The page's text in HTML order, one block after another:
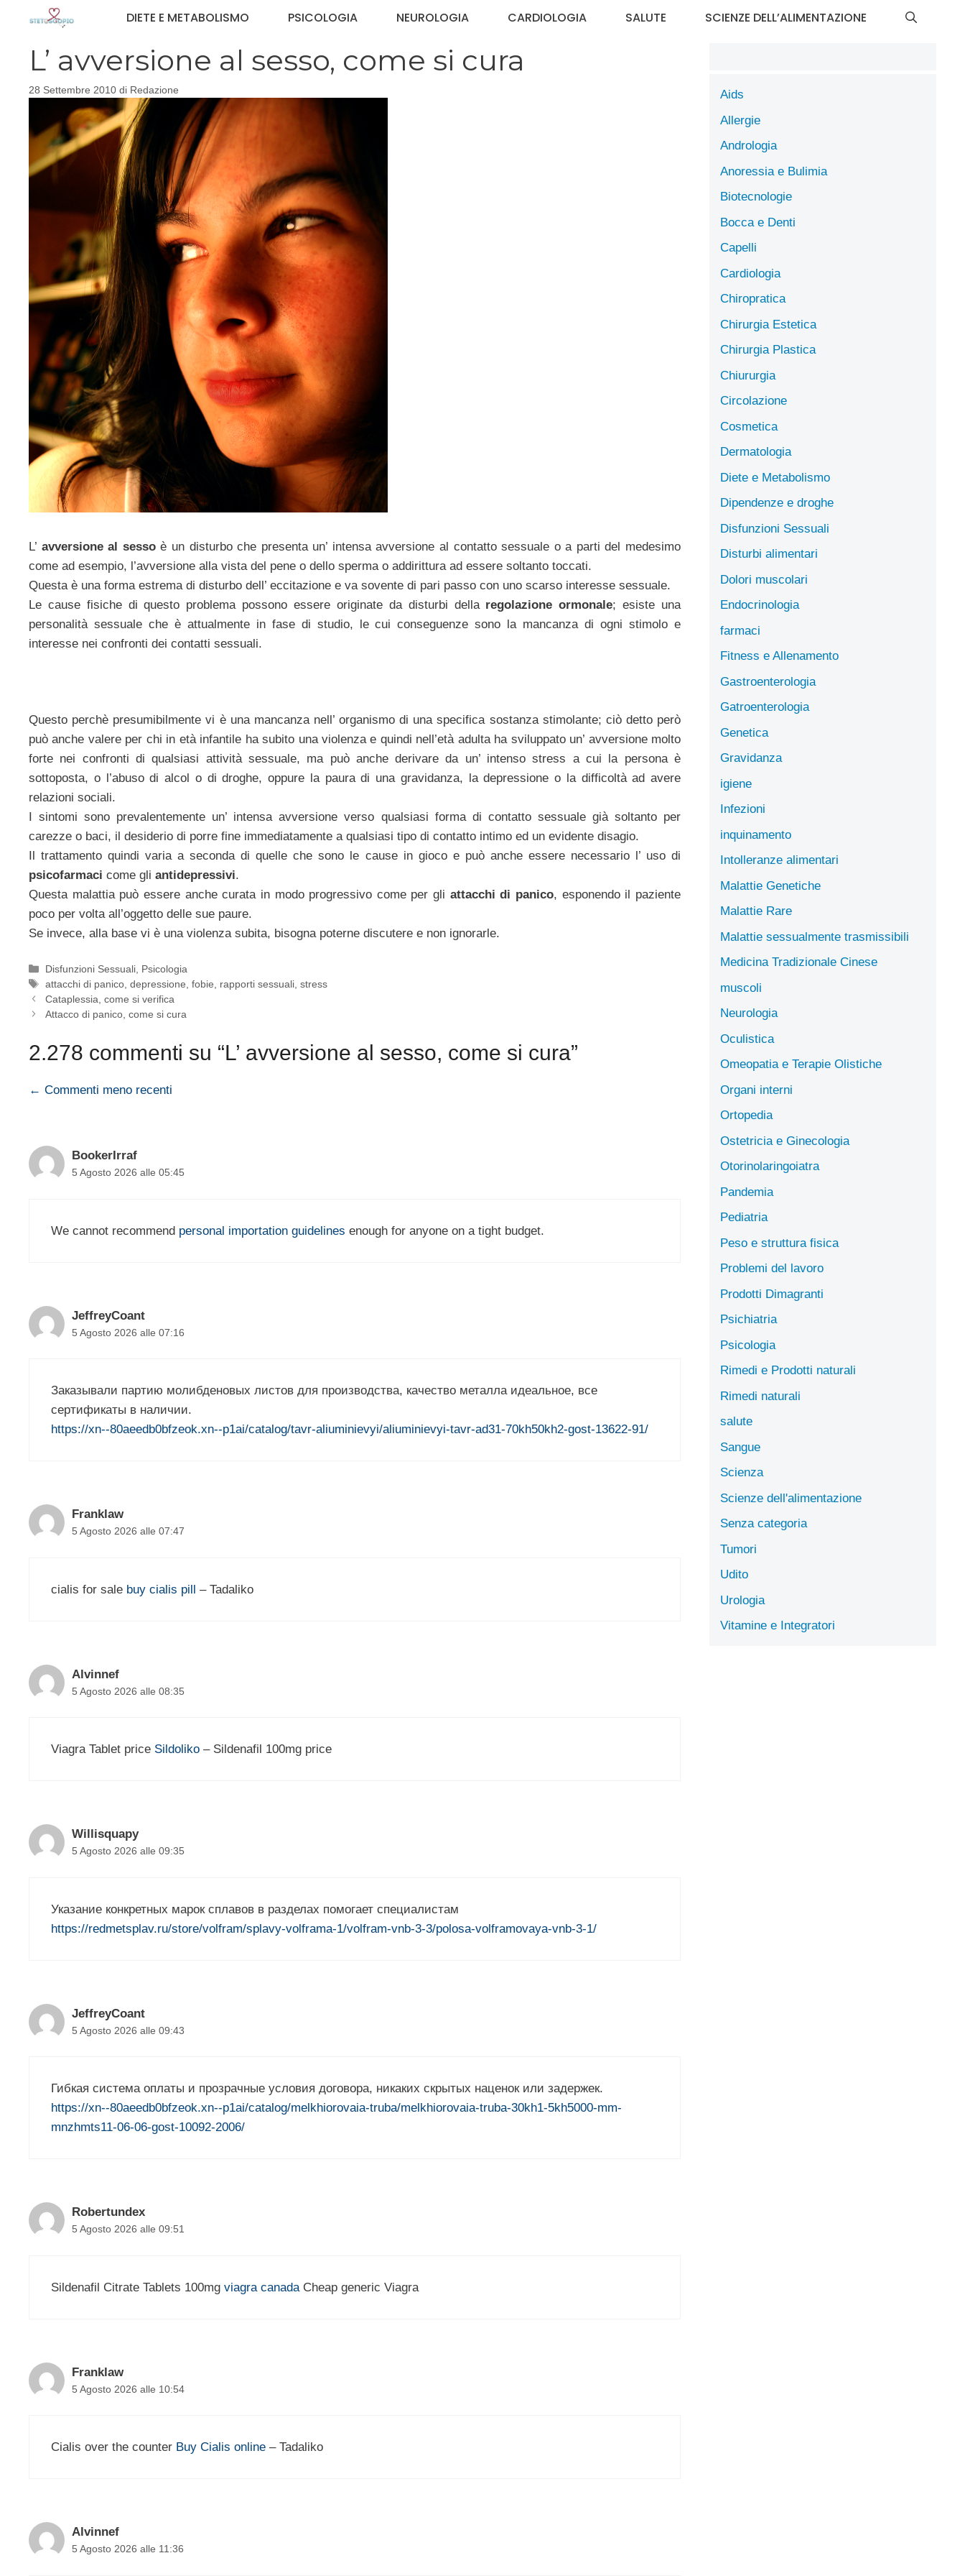
contenuto
DIETE E METABOLISMO PSICOLOGIA NEUROLOGIA CARDIOLOGIA SALUTE SCIENZE DELL’ALIMENTAZIONE
L’ avversione al sesso, come si cura
28 Settembre 2010 di Redazione
L’ avversione al sessoè un disturbo che presenta un’ intensa avversione al contatto sessuale o a parti del medesimo
come ad esempio, l’avversione alla vista del pene o dello sperma o addirittura ad essere soltanto toccati.
Questa è una forma estrema di disturbo dell’ eccitazione e va sovente di pari passo con uno scarso interesse sessuale.
Le cause fisiche di questo problema possono essere originate da disturbi della regolazione ormonale; esiste una
personalità sessuale che è attualmente in fase di studio, le cui conseguenze sono la mancanza di ogni stimolo e
interesse nei confronti dei contatti sessuali.
Questo perchè presumibilmente vi è una mancanza nell’ organismo di una specifica sostanza stimolante; ciò detto però
può anche valere per chi in età infantile ha subito una violenza e quindi nell’età adulta ha sviluppato un’ avversione molto
forte nei confronti di qualsiasi attività sessuale, ma può anche derivare da un’ intenso stress a cui la persona è
sottoposta, o l’abuso di alcol o di droghe, oppure la paura di una gravidanza, la depressione o la difficoltà ad avere
relazioni sociali.
I sintomi sono prevalentemente un’ intensa avversione verso qualsiasi forma di contatto sessuale già soltanto per
carezze o baci, il desiderio di porre fine immediatamente a qualsiasi tipo di contatto intimo ed un evidente disagio.
Il trattamento quindi varia a seconda di quelle che sono le cause in gioco e può anche essere necessario l’ uso di
psicofarmaci come gli antidepressivi.
Questa malattia può essere anche curata in modo progressivo come per gli attacchi di panico, esponendo il paziente
poco per volta all’oggetto delle sue paure.
Se invece, alla base vi è una violenza subita, bisogna poterne discutere e non ignorarle.
Categorie
Disfunzioni Sessuali Psicologia
Tag
attacchi di panico ,depressione ,fobie rapporti sessuali ,stress
Cataplessia, come si verifica
Attacco di panico, come si cura
2.278 commenti su “L’ avversione al sesso, come si cura”
Navigazione
← Commenti meno recenti
BookerIrraf
5 Agosto 2026 alle 05:45
We cannot recommend personal importation guidelines enough for anyone on a tight budget.
JeffreyCoant
5 Agosto 2026 alle 07:16
Заказывали партию молибденовых листов для производства, качество металла идеальное, все
сертификаты в наличии.
https://xn--80aeedb0bfzeok.xn--p1ai/catalog/tavr-aliuminievyi/aliuminievyi-tavr-ad31-70kh50kh2-gost-13622-91/
Franklaw
5 Agosto 2026 alle 07:47
cialis for sale buy cialis pill – Tadaliko
Alvinnef
5 Agosto 2026 alle 08:35
Viagra Tablet price Sildoliko – Sildenafil 100mg price
Willisquapy
5 Agosto 2026 alle 09:35
Указание конкретных марок сплавов в разделах помогает специалистам
https://redmetsplav.ru/store/volfram/splavy-volframa-1/volfram-vnb-3-3/polosa-volframovaya-vnb-3-1/
JeffreyCoant
5 Agosto 2026 alle 09:43
Гибкая система оплаты и прозрачные условия договора, никаких скрытых наценок или задержек.
https://xn--80aeedb0bfzeok.xn--p1ai/catalog/melkhiorovaia-truba/melkhiorovaia-truba-30kh1-5kh5000-mm-
mnzhmts11-06-06-gost-10092-2006/
Robertundex
5 Agosto 2026 alle 09:51
Sildenafil Citrate Tablets 100mg viagra canada Cheap generic Viagra
Franklaw
5 Agosto 2026 alle 10:54
Cialis over the counter Buy Cialis online – Tadaliko
Alvinnef
5 Agosto 2026 alle 11:36
Aids
Allergie
Andrologia
Anoressia e Bulimia
Biotecnologie
Bocca e Denti
Capelli
Cardiologia
Chiropratica
Chirurgia Estetica
Chirurgia Plastica
Chiururgia
Circolazione
Cosmetica
Dermatologia
Diete e Metabolismo
Dipendenze e droghe
Disfunzioni Sessuali
Disturbi alimentari
Dolori muscolari
Endocrinologia
farmaci
Fitness e Allenamento
Gastroenterologia
Gatroenterologia
Genetica
Gravidanza
igiene
Infezioni
inquinamento
Intolleranze alimentari
Malattie Genetiche
Malattie Rare
Malattie sessualmente trasmissibili
Medicina Tradizionale Cinese
muscoli
Neurologia
Oculistica
Omeopatia e Terapie Olistiche
Organi interni
Ortopedia
Ostetricia e Ginecologia
Otorinolaringoiatra
Pandemia
Pediatria
Peso e struttura fisica
Problemi del lavoro
Prodotti Dimagranti
Psichiatria
Psicologia
Rimedi e Prodotti naturali
Rimedi naturali
salute
Sangue
Scienza
Scienze dell'alimentazione
Senza categoria
Tumori
Udito
Urologia
Vitamine e Integratori